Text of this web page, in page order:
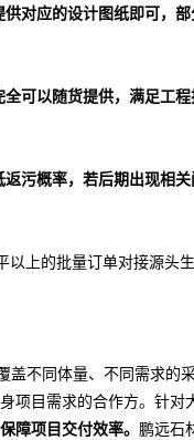
对应的设计图纸即可，
可以随货提供，满足工
污概率，若后期出现相
上的批量订单对接源头
不同体量、不同需求的采
项目需求的合作方。针对
障项目交付效率。 鹏远石